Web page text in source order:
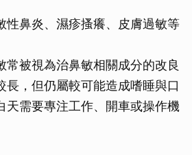
性鼻炎、濕疹搔癢、皮膚過敏等
常被視為治鼻敏相關成分的改良
長，但仍屬較可能造成嗜睡與口
天需要專注工作、開車或操作機